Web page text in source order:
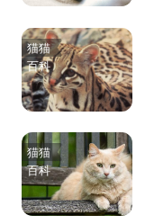
猫猫
百科
猫猫
百科